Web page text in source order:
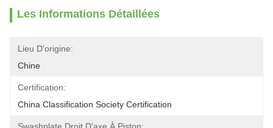
Les Informations Détaillées
Lieu D'origine:
Chine
Certification:
China Classification Society Certification